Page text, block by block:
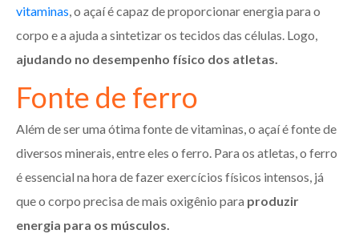
vitaminas, o açaí é capaz de proporcionar energia para o
corpo e a ajuda a sintetizar os tecidos das células. Logo,
ajudando no desempenho físico dos atletas.
Fonte de ferro
Além de ser uma ótima fonte de vitaminas, o açaí é fonte de
diversos minerais, entre eles o ferro. Para os atletas, o ferro
é essencial na hora de fazer exercícios físicos intensos, já
que o corpo precisa de mais oxigênio para produzir
energia para os músculos.